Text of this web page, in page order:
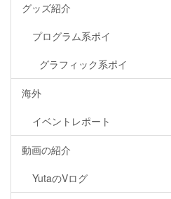
グッズ紹介
プログラム系ポイ
グラフィック系ポイ
海外
イベントレポート
動画の紹介
YutaのVログ